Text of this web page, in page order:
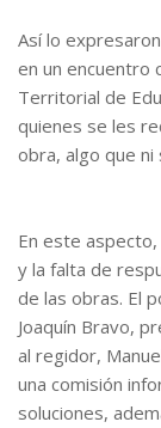
Así lo
en un encuentro
Territorial de
quienes se les
obra, algo que ni
En este
y la falta de
de las obras. El
Joaquín Bravo,
al regidor,
una comisión
soluciones,